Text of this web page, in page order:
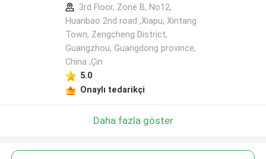
3rd Floor, Zone B, No12,
Huanbao 2nd road ,Xiapu, Xintang
Town, Zengcheng District,
Guangzhou, Guangdong province,
China ,Çin
5.0
Onaylı tedarikçi
Daha fazla göster